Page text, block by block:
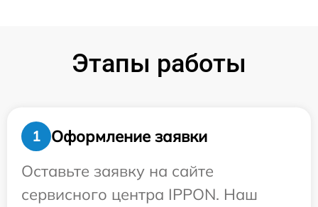
Этапы работы
1
Оформление заявки
Оставьте заявку на сайте
сервисного центра IPPON. Наш